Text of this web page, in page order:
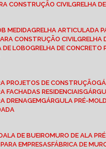
CONSTRUÇÃO CIVIL
GRELHA
MEDIDA
GRELHA ARTICULADA
CONSTRUÇÃO CIVIL
DE LOBO
GRELHA DE
PROJETOS DE CONSTRUÇÃO
FACHADAS RESIDENCIAIS
DRENAGEM
GÁRGULA PRÉ-
ALA DE BUEIRO MURO DE ALA
EMPRESAS FÁBRICA DE